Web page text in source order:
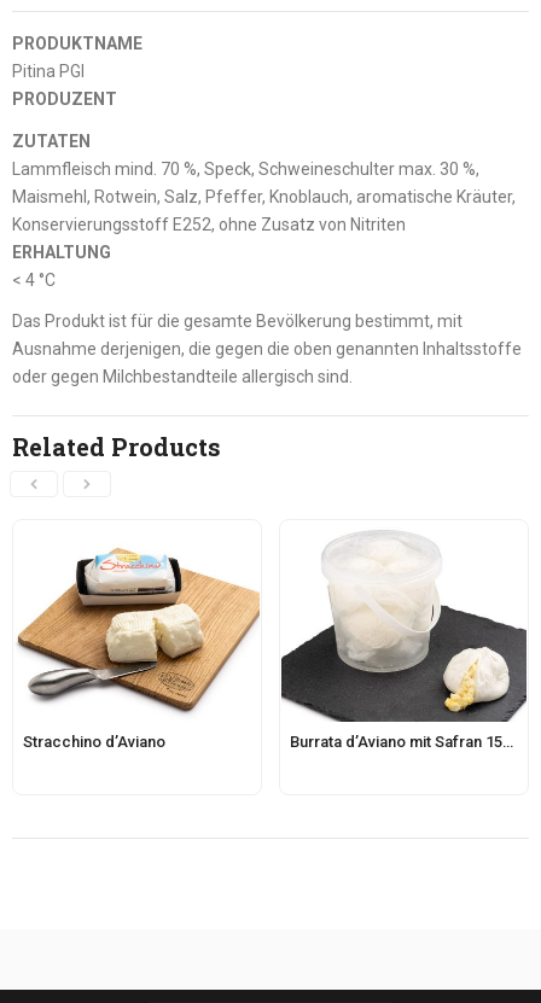
PRODUKTNAME
Pitina PGI
PRODUZENT
ZUTATEN
Lammfleisch mind. 70 %, Speck, Schweineschulter max. 30 %,
Maismehl, Rotwein, Salz, Pfeffer, Knoblauch, aromatische Kräuter,
Konservierungsstoff E252, ohne Zusatz von Nitriten
ERHALTUNG
< 4 °C
Das Produkt ist für die gesamte Bevölkerung bestimmt, mit
Ausnahme derjenigen, die gegen die oben genannten Inhaltsstoffe
oder gegen Milchbestandteile allergisch sind.
Related Products
Stracchino d’Aviano Burrata d’Aviano mit Safran 150g